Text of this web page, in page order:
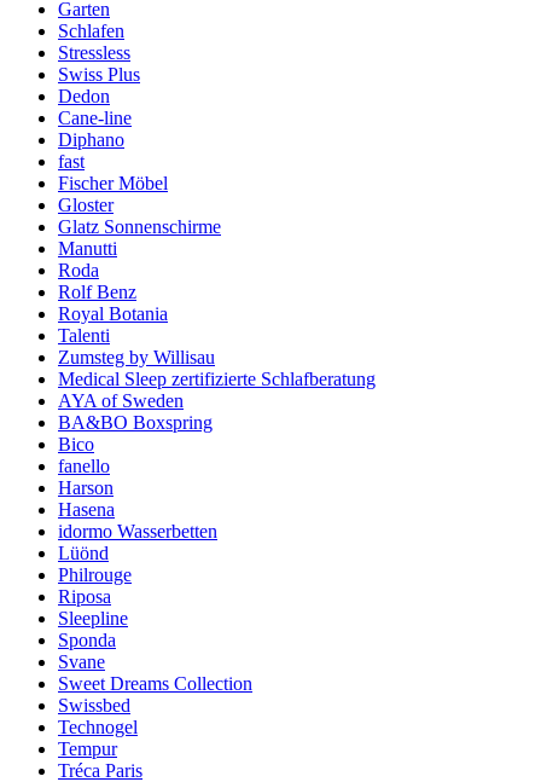
Garten
Schlafen
Stressless
Swiss Plus
Dedon
Cane-line
Diphano
fast
Fischer Möbel
Gloster
Glatz Sonnenschirme
Manutti
Roda
Rolf Benz
Royal Botania
Talenti
Zumsteg by Willisau
Medical Sleep zertifizierte Schlafberatung
AYA of Sweden
BA&BO Boxspring
Bico
fanello
Harson
Hasena
idormo Wasserbetten
Lüönd
Philrouge
Riposa
Sleepline
Sponda
Svane
Sweet Dreams Collection
Swissbed
Technogel
Tempur
Tréca Paris